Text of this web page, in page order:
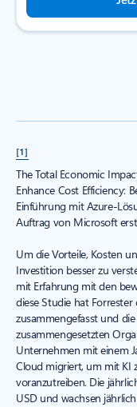
[1]
The Total Economic
Enhance Cost Efficiency:
Einführung mit Azure-
Auftrag von Microsoft
Um die Vorteile, Kosten
Investition besser zu
mit Erfahrung mit den
diese Studie hat
zusammengefasst und
zusammengesetzten
Unternehmen mit einem
Cloud migriert, um mit KI
voranzutreiben. Die
USD und wachsen